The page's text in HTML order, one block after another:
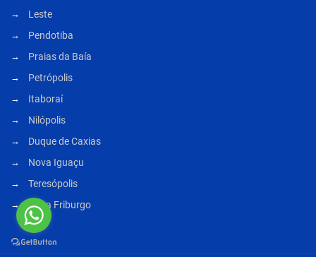
Leste
Pendotiba
Praias da Baía
Petrópolis
Itaboraí
Nilópolis
Duque de Caxias
Nova Iguaçu
Teresópolis
Nova Friburgo